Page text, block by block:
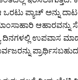
ಪ್ಯಾಚ್ ಅನ್ನು ದಾಟಲು
ಆಹಾರವನ್ನು
ದಿನಗಳಲ್ಲಿ ಉಪವಾಸ